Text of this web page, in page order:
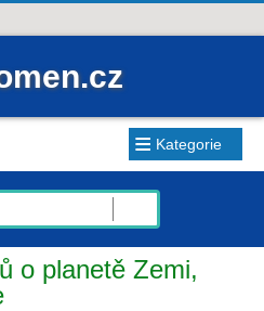
≡ Kategorie
o planetě Zemi,